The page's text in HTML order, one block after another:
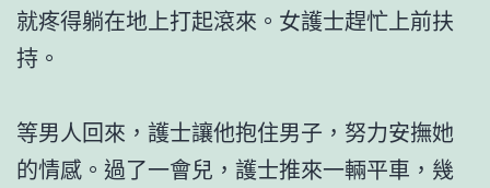
就疼得躺在地上打起滾來。女護士趕忙上前扶
持。
等男人回來，護士讓他抱住男子，努力安撫她
的情感。過了一會兒，護士推來一輛平車，幾